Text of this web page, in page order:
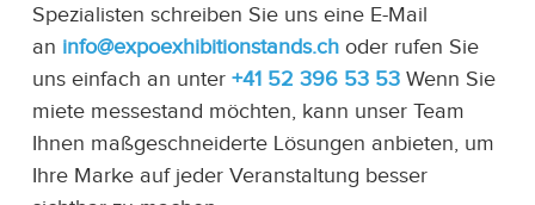
Spezialisten schreiben Sie uns eine E-Mail
an info@expoexhibitionstands.ch oder rufen Sie
uns einfach an unter +41 52 396 53 53 Wenn Sie
miete messestand möchten, kann unser Team
Ihnen maßgeschneiderte Lösungen anbieten, um
Ihre Marke auf jeder Veranstaltung besser